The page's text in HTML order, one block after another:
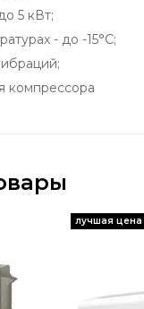
5 кВт;
- до -15°С;
компрессора